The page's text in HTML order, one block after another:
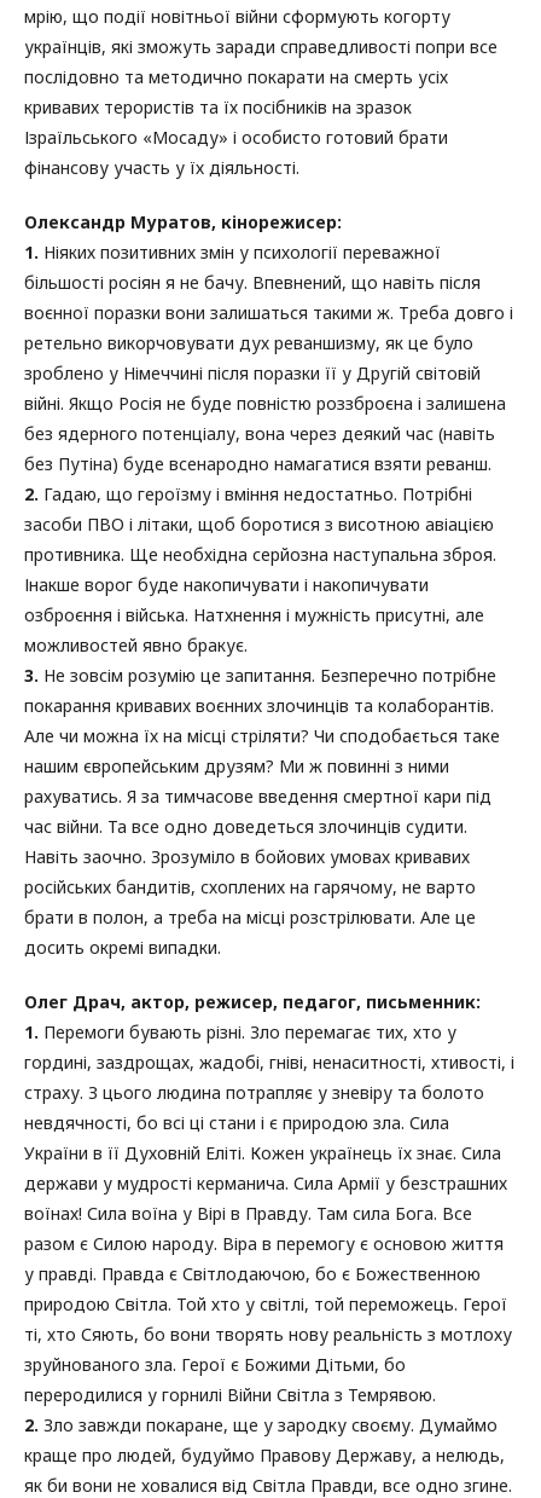
мрію, що події новітньої війни сформують когорту
українців, які зможуть заради справедливості попри все
послідовно та методично покарати на смерть усіх
кривавих терористів та їх посібників на зразок
Ізраїльського «Мосаду» і особисто готовий брати
фінансову участь у їх діяльності.
Олександр Муратов, кінорежисер:
1. Ніяких позитивних змін у психології переважної
більшості росіян я не бачу. Впевнений, що навіть після
воєнної поразки вони залишаться такими ж. Треба довго і
ретельно викорчовувати дух реваншизму, як це було
зроблено у Німеччині після поразки її у Другій світовій
війні. Якщо Росія не буде повністю роззброєна і залишена
без ядерного потенціалу, вона через деякий час (навіть
без Путіна) буде всенародно намагатися взяти реванш.
2. Гадаю, що героїзму і вміння недостатньо. Потрібні
засоби ПВО і літаки, щоб боротися з висотною авіацією
противника. Ще необхідна серйозна наступальна зброя.
Інакше ворог буде накопичувати і накопичувати
озброєння і війська. Натхнення і мужність присутні, але
можливостей явно бракує.
3. Не зовсім розумію це запитання. Безперечно потрібне
покарання кривавих воєнних злочинців та колаборантів.
Але чи можна їх на місці стріляти? Чи сподобається таке
нашим європейським друзям? Ми ж повинні з ними
рахуватись. Я за тимчасове введення смертної кари під
час війни. Та все одно доведеться злочинців судити.
Навіть заочно. Зрозуміло в бойових умовах кривавих
російських бандитів, схоплених на гарячому, не варто
брати в полон, а треба на місці розстрілювати. Але це
досить окремі випадки.
Олег Драч, актор, режисер, педагог, письменник:
1. Перемоги бувають різні. Зло перемагає тих, хто у
гордині, заздрощах, жадобі, гніві, ненаситності, хтивості, і
страху. З цього людина потрапляє у зневіру та болото
невдячності, бо всі ці стани і є природою зла. Сила
України в її Духовній Еліті. Кожен українець їх знає. Сила
держави у мудрості керманича. Сила Армії у безстрашних
воїнах! Сила воїна у Вірі в Правду. Там сила Бога. Все
разом є Силою народу. Віра в перемогу є основою життя
у правді. Правда є Світлодаючою, бо є Божественною
природою Світла. Той хто у світлі, той переможець. Герої
ті, хто Сяють, бо вони творять нову реальність з мотлоху
зруйнованого зла. Герої є Божими Дітьми, бо
переродилися у горнилі Війни Світла з Темрявою.
2. Зло завжди покаране, ще у зародку своєму. Думаймо
краще про людей, будуймо Правову Державу, а нелюдь,
як би вони не ховалися від Світла Правди, все одно згине.